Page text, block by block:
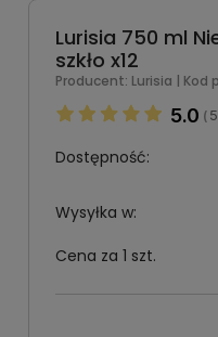
Lurisia 750 ml
szkło x12
Producent: Lurisia | Kod
5.0 ( 5
Dostępność:
Wysyłka w:
Cena za 1 szt.